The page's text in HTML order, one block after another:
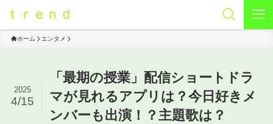
ｔｒｅｎｄ
ホーム エンタメ
「最期の授業」配信ショートドラ
マが見れるアプリは？今日好きメ
ンバーも出演！？主題歌は？
2025
4/15